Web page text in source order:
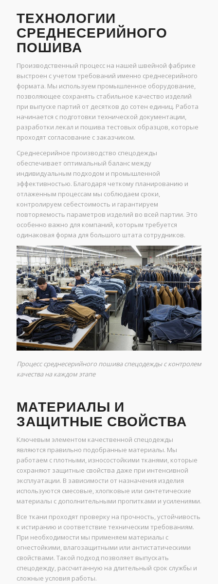
ТЕХНОЛОГИИ
СРЕДНЕСЕРИЙНОГО
ПОШИВА
Производственный процесс на нашей швейной фабрике
выстроен с учетом требований именно среднесерийного
формата. Мы используем промышленное оборудование,
позволяющее сохранять стабильное качество изделий
при выпуске партий от десятков до сотен единиц. Работа
начинается с подготовки технической документации,
разработки лекал и пошива тестовых образцов, которые
проходят согласование с заказчиком.
Среднесерийное производство спецодежды
обеспечивает оптимальный баланс между
индивидуальным подходом и промышленной
эффективностью. Благодаря четкому планированию и
отлаженным процессам мы соблюдаем сроки,
контролируем себестоимость и гарантируем
повторяемость параметров изделий во всей партии. Это
особенно важно для компаний, которым требуется
одинаковая форма для большого штата сотрудников.
Процесс среднесерийного пошива спецодежды с контролем
качества на каждом этапе
МАТЕРИАЛЫ И
ЗАЩИТНЫЕ СВОЙСТВА
Ключевым элементом качественной спецодежды
являются правильно подобранные материалы. Мы
работаем с плотными, износостойкими тканями, которые
сохраняют защитные свойства даже при интенсивной
эксплуатации. В зависимости от назначения изделия
используются смесовые, хлопковые или синтетические
материалы с дополнительными пропитками и усилениями.
Все ткани проходят проверку на прочность, устойчивость
к истиранию и соответствие техническим требованиям.
При необходимости мы применяем материалы с
огнестойкими, влагозащитными или антистатическими
свойствами. Такой подход позволяет выпускать
спецодежду, рассчитанную на длительный срок службы и
сложные условия работы.